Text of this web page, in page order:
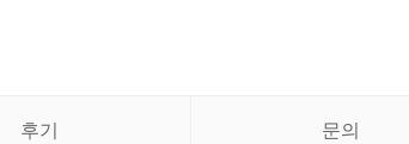
후기 문의